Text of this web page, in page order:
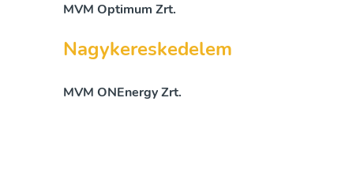
MVM Optimum Zrt.
Nagykereskedelem
MVM ONEnergy Zrt.